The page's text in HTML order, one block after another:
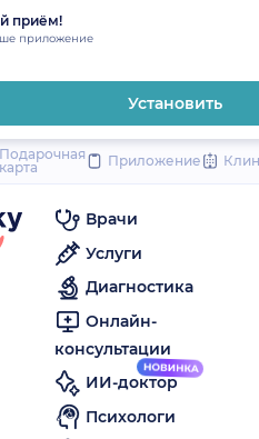
приём!
приложение
Установить
Подарочная
карта
Приложение
Врачи
Услуги
Диагностика
Онлайн-
консультации
ИИ-доктор
Психологи